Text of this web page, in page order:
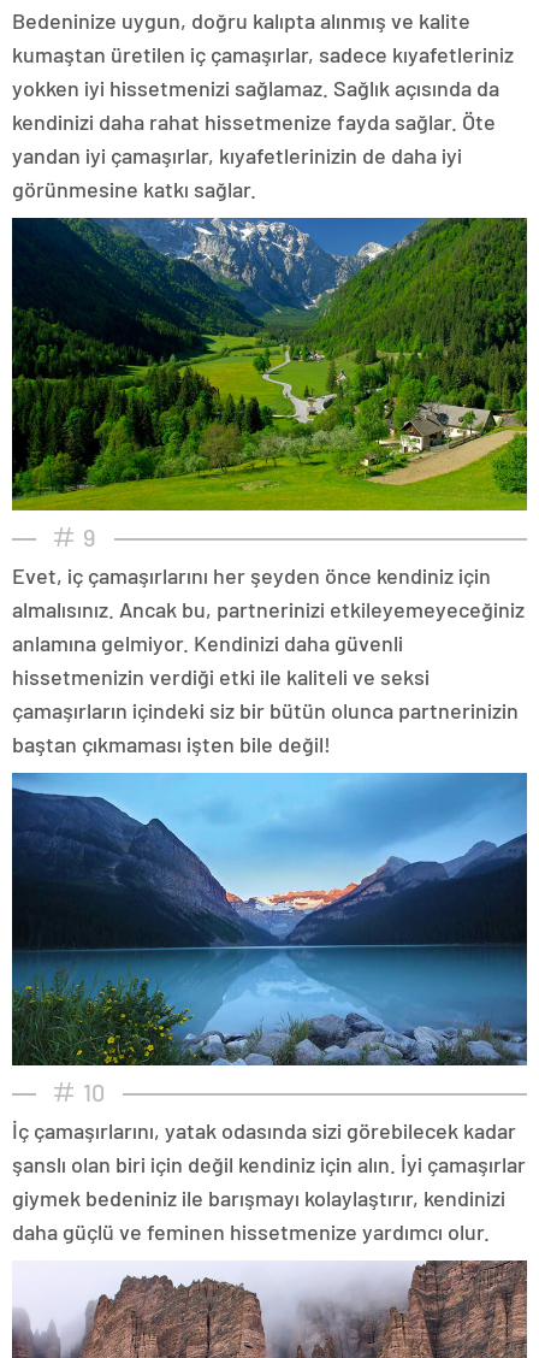
Bedeninize uygun, doğru kalıpta alınmış ve kalite
kumaştan üretilen iç çamaşırlar, sadece kıyafetleriniz
yokken iyi hissetmenizi sağlamaz. Sağlık açısında da
kendinizi daha rahat hissetmenize fayda sağlar. Öte
yandan iyi çamaşırlar, kıyafetlerinizin de daha iyi
görünmesine katkı sağlar.
9
Evet, iç çamaşırlarını her şeyden önce kendiniz için
almalısınız. Ancak bu, partnerinizi etkileyemeyeceğiniz
anlamına gelmiyor. Kendinizi daha güvenli
hissetmenizin verdiği etki ile kaliteli ve seksi
çamaşırların içindeki siz bir bütün olunca partnerinizin
baştan çıkmaması işten bile değil!
10
İç çamaşırlarını, yatak odasında sizi görebilecek kadar
şanslı olan biri için değil kendiniz için alın. İyi çamaşırlar
giymek bedeniniz ile barışmayı kolaylaştırır, kendinizi
daha güçlü ve feminen hissetmenize yardımcı olur.